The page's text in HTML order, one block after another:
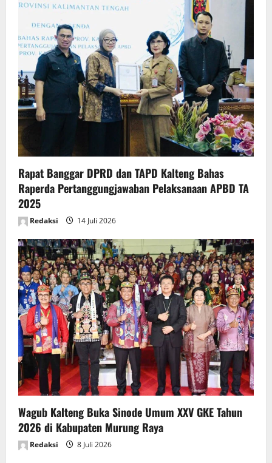
Rapat Banggar DPRD dan TAPD Kalteng Bahas
Raperda Pertanggungjawaban Pelaksanaan APBD TA
2025
Redaksi 14 Juli 2026
Wagub Kalteng Buka Sinode Umum XXV GKE Tahun
2026 di Kabupaten Murung Raya
Redaksi 8 Juli 2026